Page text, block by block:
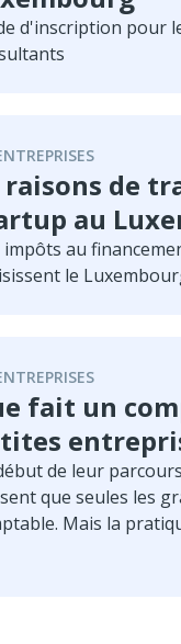
d'inscription pour
raisons de
au
impôts au
le
fait un
de leur
que seules les
Mais la